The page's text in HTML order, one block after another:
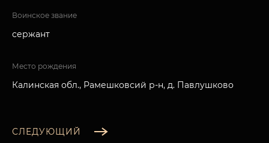
Воинское звание
сержант
Место рождения
Калинская обл., Рамешковсий р-н, д. Павлушково
СЛЕДУЮЩИЙ